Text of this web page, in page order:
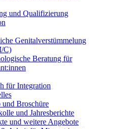
und Qualifizierung
Genitalverstümmelung
C)
Beratung für
für Integration
und Broschüre
und Jahresberichte
und weitere Angebote